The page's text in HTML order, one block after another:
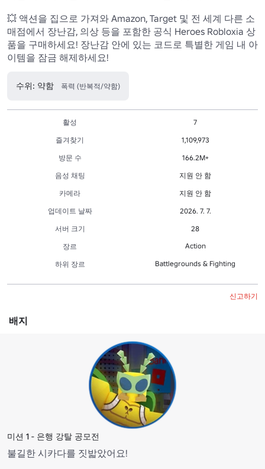
💥 액션을 집으로 가져와 Amazon, Target 및 전 세계 다른 소
매점에서 장난감, 의상 등을 포함한 공식 Heroes Robloxia 상
품을 구매하세요! 장난감 안에 있는 코드로 특별한 게임 내 아
이템을 잠금 해제하세요!
수위: 약함 폭력 (반복적/약함)
활성
7
즐겨찾기
1,109,973
방문 수
166.2M+
음성 채팅
지원 안 함
카메라
지원 안 함
업데이트 날짜
2026. 7. 7.
서버 크기
28
장르
Action
하위 장르 Battlegrounds & Fighting
신고하기
배지
미션 1 - 은행 강탈 공모전
불길한 시카다를 짓밟았어요!